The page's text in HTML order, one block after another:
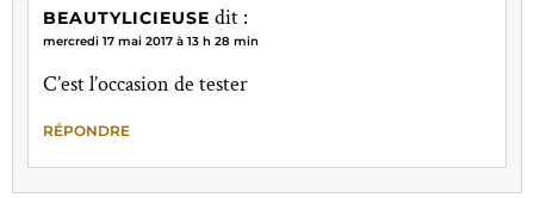
BEAUTYLICIEUSE dit :
mercredi 17 mai 2017 à 13 h 28 min
C’est l’occasion de tester
RÉPONDRE